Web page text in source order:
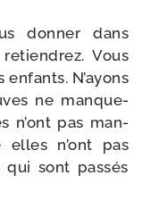
don­ner dans
Vous
N’ayons
ne man­que­
n’ont pas man­
n’ont pas
sont pas­sés